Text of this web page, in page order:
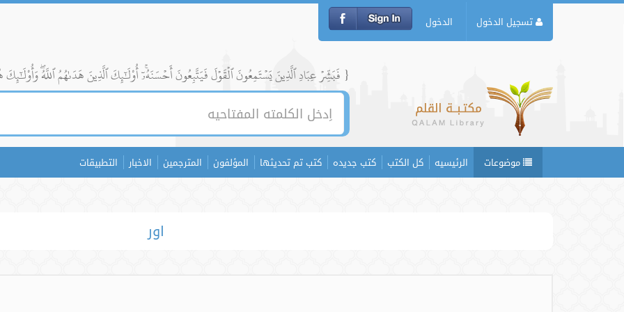
تسجيل الدخول الدخول
{ فَبَشِّرۡ عِبَادِ ٱلَّذِينَ يَسۡتَمِعُونَ ٱلۡقَوۡلَ فَيَتَّبِعُونَ أَحۡسَنَهُۥٓۚ أُوْلَٰٓئِكَ ٱلَّذِينَ هَدَىٰهُمُ ٱللَّهُۖ وَأُوْلَٰٓئِكَ
موضوعات الرئيسيه كل الكتب كتب جديده كتب تم تحديثها المؤلفون المترجمين الاخبار التطبيقات
اور